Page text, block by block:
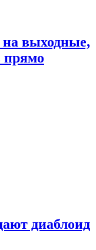
выходные,
прямо
диаблоид